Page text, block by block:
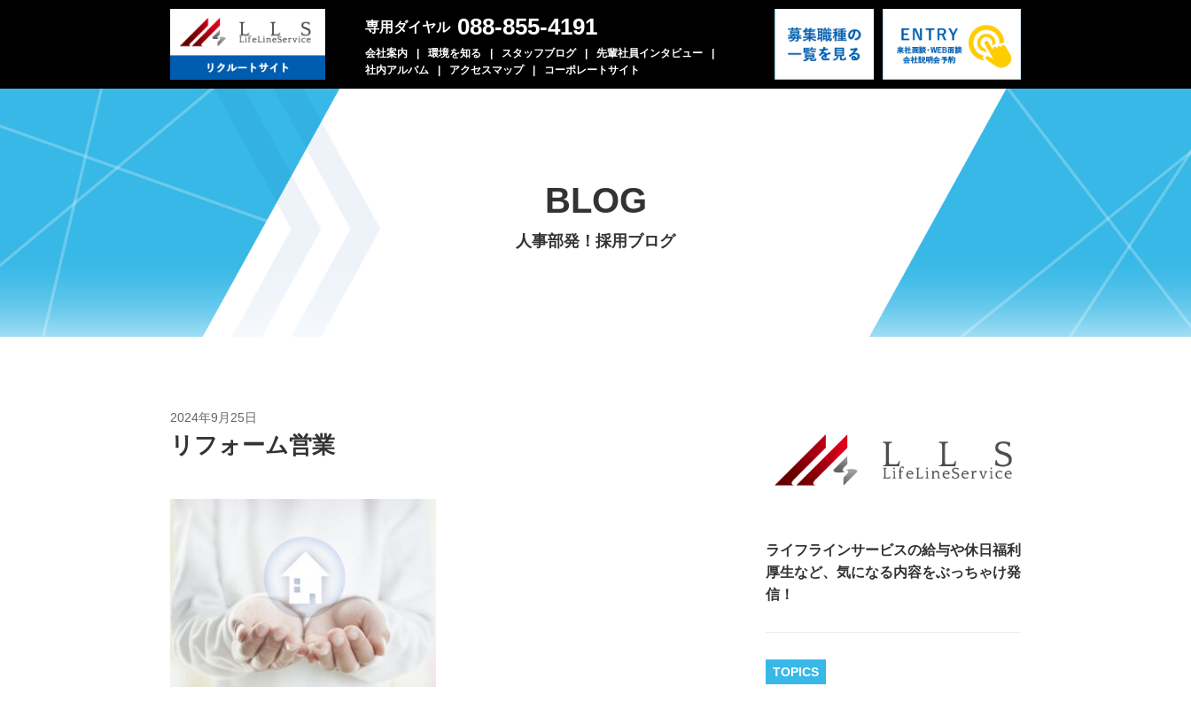
専用ダイヤル 088-855-4191
会社案内 環境を知る スタッフブログ
先輩社員インタビュー
社内アルバム
アクセスマップ コーポレートサイト
BLOG
人事部発！採用ブログ
2024年9月25日
リフォーム営業
ライフラインサービスの給与や休日福利
厚生など、気になる内容をぶっちゃけ発
信！
TOPICS